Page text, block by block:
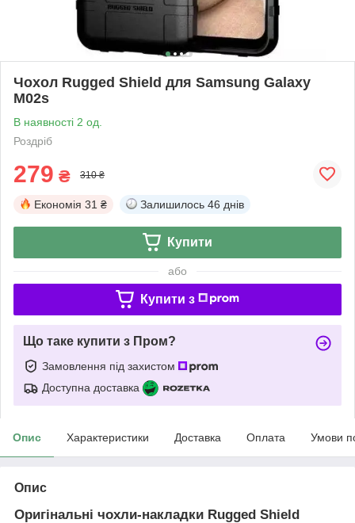
Чохол Rugged Shield для Samsung Galaxy
M02s
В наявності 2 од.
Роздріб
279 ₴ 310 ₴
Економія 31 ₴ Залишилось 46 днів
Купити
або
Купити з
Що таке купити з Пром?
Замовлення під захистом
Доступна доставка
Опис Характеристики Доставка Оплата Умови
Опис
Оригінальні чохли-накладки Rugged Shield